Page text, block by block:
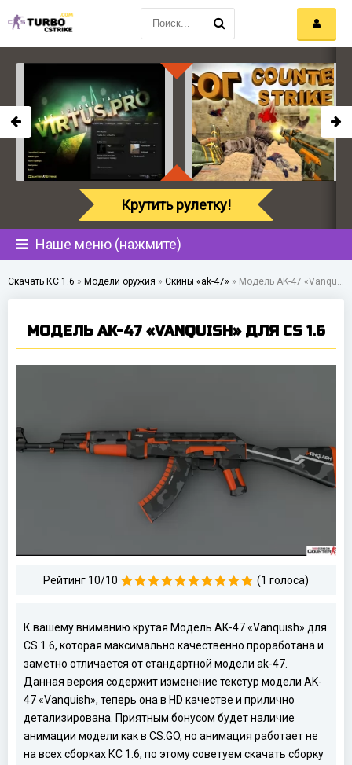
Наше меню (нажмите)
Скачать КС 1.6 » Модели оружия » Скины «ak-47» » Модель AK-47 «Vanquish» для CS 1.6
МОДЕЛЬ AK-47 «VANQUISH» ДЛЯ CS 1.6
Рейтинг 10/10 (1 голоса)
К вашему вниманию крутая Модель AK-47 «Vanquish» для
CS 1.6, которая максимально качественно проработана и
заметно отличается от стандартной модели ak-47.
Данная версия содержит изменение текстур модели AK-
47 «Vanquish», теперь она в HD качестве и прилично
детализирована. Приятным бонусом будет наличие
анимации модели как в CS:GO, но анимация работает не
на всех сборках КС 1.6, по этому советуем скачать сборку
Крутить рулетку!